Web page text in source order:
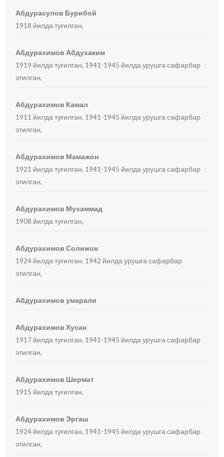
Абдурасулов Бурибой
1918 йилда туғилган,
Абдурахимов Абдухаким
1919 йилда туғилган, 1941-1945 йилда урушга сафарбар
этилган,
Абдурахимов Камал
1911 йилда туғилган, 1941-1945 йилда урушга сафарбар
этилган,
Абдурахимов Мамажон
1921 йилда туғилган, 1941-1945 йилда урушга сафарбар
этилган,
Абдурахимов Мухаммад
1908 йилда туғилган,
Абдурахимов Солижон
1924 йилда туғилган, 1942 йилда урушга сафарбар
этилган,
Абдурахимов умарали
Абдурахимов Хусан
1917 йилда туғилган, 1941-1945 йилда урушга сафарбар
этилган,
Абдурахимов Шермат
1915 йилда туғилган,
Абдурахимов Эргаш
1924 йилда туғилган, 1941-1945 йилда урушга сафарбар
этилган,